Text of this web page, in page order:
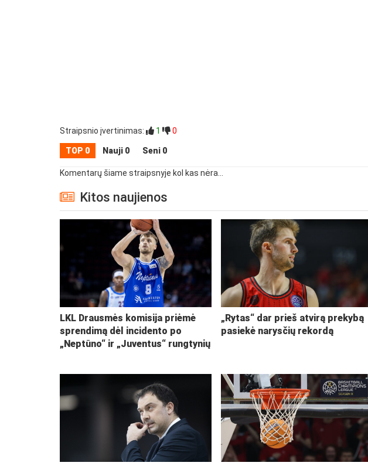
Straipsnio įvertinimas: 1 0
TOP 0 Nauji 0 Seni 0
Komentarų šiame straipsnyje kol kas nėra...
Kitos naujienos
LKL Drausmės komisija priėmė
sprendimą dėl incidento po
„Neptūno“ ir „Juventus“ rungtynių
„Rytas“ dar prieš atvirą prekybą
pasiekė narysčių rekordą